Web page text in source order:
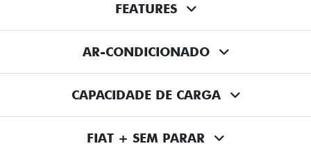
FEATURES
AR-CONDICIONADO
CAPACIDADE DE CARGA
FIAT + SEM PARAR